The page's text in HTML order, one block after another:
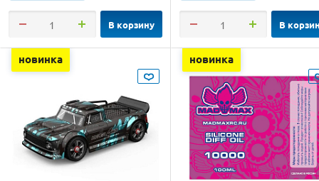
В корзину В
новинка новинка